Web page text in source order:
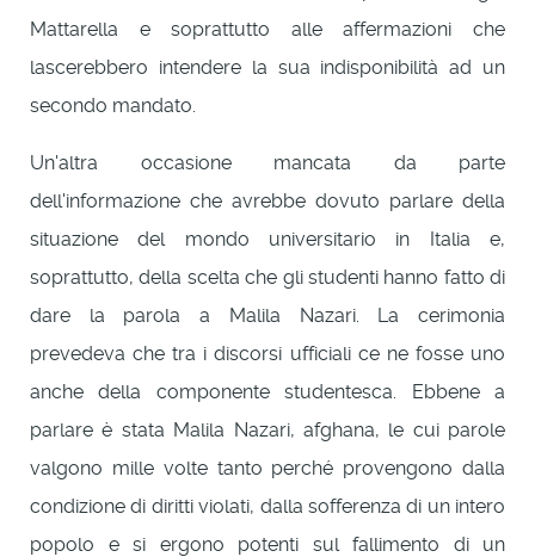
Mattarella e soprattutto alle affermazioni che
lascerebbero intendere la sua indisponibilità ad un
secondo mandato.
Un'altra occasione mancata da parte
dell'informazione che avrebbe dovuto parlare della
situazione del mondo universitario in Italia e,
soprattutto, della scelta che gli studenti hanno fatto di
dare la parola a Malila Nazari. La cerimonia
prevedeva che tra i discorsi ufficiali ce ne fosse uno
anche della componente studentesca. Ebbene a
parlare è stata Malila Nazari, afghana, le cui parole
valgono mille volte tanto perché provengono dalla
condizione di diritti violati, dalla sofferenza di un intero
popolo e si ergono potenti sul fallimento di un